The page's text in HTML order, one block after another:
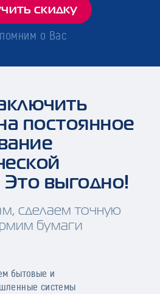
о Вас
скидку
постоянное
Это выгодно!
сделаем точную
бумаги
бытовые и
системы